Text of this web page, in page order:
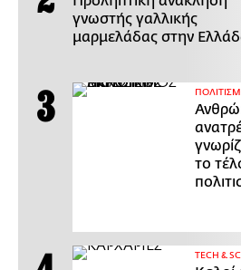
γνωστής γαλλικής
μαρμελάδας στην
το
ΤECH &